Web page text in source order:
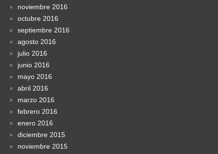
noviembre 2016
octubre 2016
septiembre 2016
agosto 2016
julio 2016
junio 2016
mayo 2016
abril 2016
marzo 2016
febrero 2016
enero 2016
diciembre 2015
noviembre 2015